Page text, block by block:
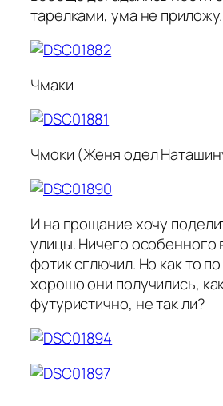
тарелками, ума не приложу.
Чмаки
Чмоки (Женя одел
И на прощание хочу
улицы. Ничего особенного
фотик сглючил. Но как то
хорошо они получились,
футуристично, не так ли?